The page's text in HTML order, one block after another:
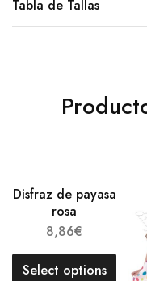
Tabla de Tallas
Disfraz de payasa
rosa
8,86€
Select options